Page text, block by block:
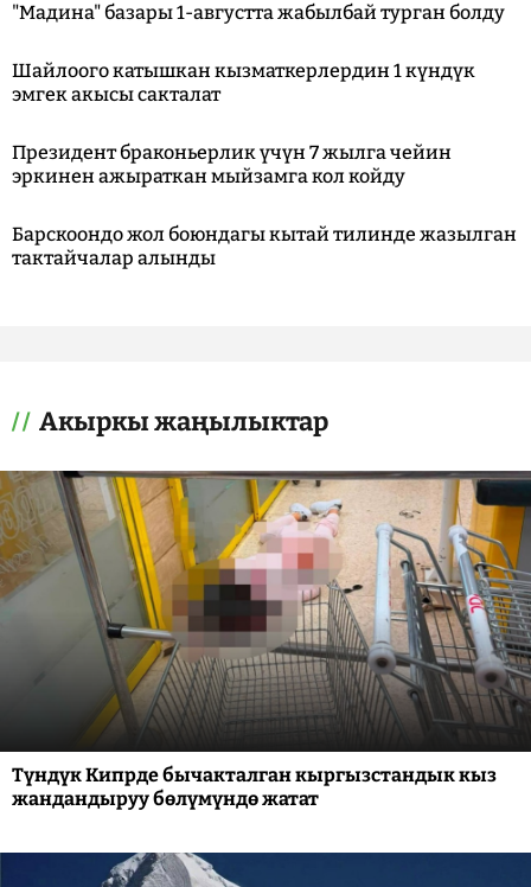
"Мадина" базары 1-августта жабылбай турган болду
Шайлоого катышкан кызматкерлердин 1 күндүк
эмгек акысы сакталат
Президент браконьерлик үчүн 7 жылга чейин
эркинен ажыраткан мыйзамга кол койду
Барскоондо жол боюндагы кытай тилинде жазылган
тактайчалар алынды
Акыркы жаңылыктар
Түндүк Кипрде бычакталган кыргызстандык кыз
жандандыруу бөлүмүндө жатат